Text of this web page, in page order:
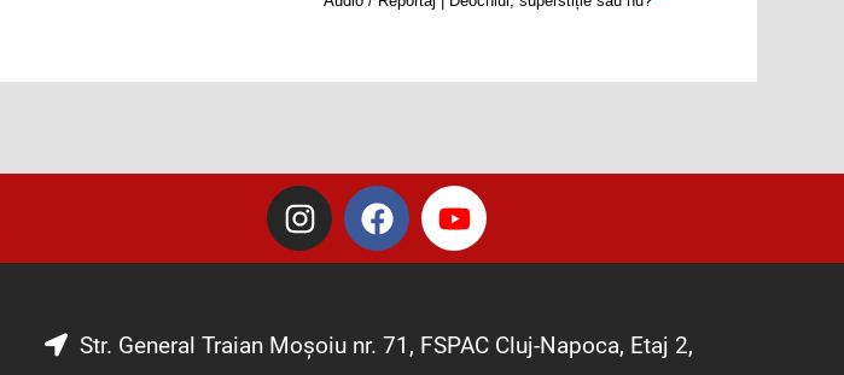
I
n
s
g
F
a
c
b
o
Y
o
u
u
b
Str. General Traian Moșoiu nr. 71, FSPAC Cluj-Napoca, Etaj 2,